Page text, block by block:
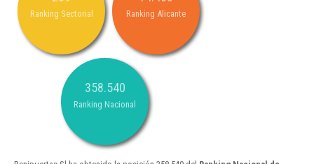
Ranking Sectorial Ranking Alicante
358.540
Ranking Nacional